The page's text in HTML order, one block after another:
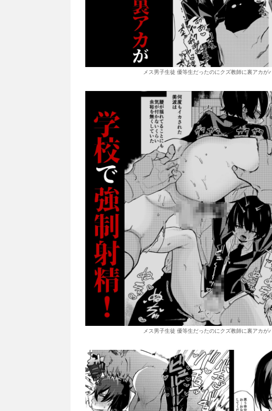
メス男子生徒 優等生だったのにクズ教師に裏アカが
メス男子生徒 優等生だったのにクズ教師に裏アカが